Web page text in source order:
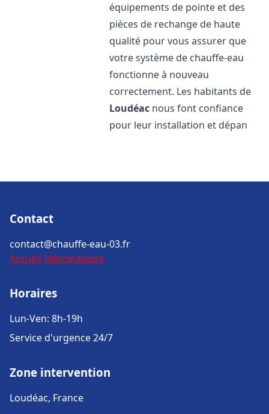
équipements de pointe et des
pièces de rechange de haute
qualité pour vous assurer que
votre système de chauffe-eau
fonctionne à nouveau
correctement. Les habitants de
Loudéac nous font confiance
pour leur installation et dépan
Contact
contact@chauffe-eau-03.fr
Accueil Informations
Horaires
Lun-Ven: 8h-19h
Service d'urgence 24/7
Zone intervention
Loudéac, France